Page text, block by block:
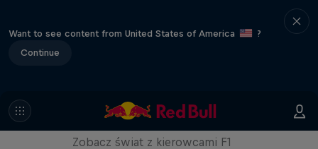
Want to see content from United States of America
?
Continue
Red Bull Racing Road Trips
Zobacz świat z kierowcami F1